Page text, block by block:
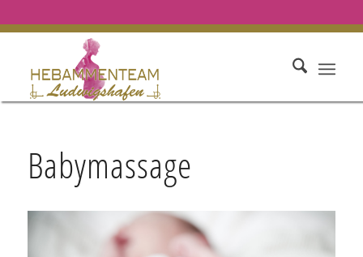
Babymassage